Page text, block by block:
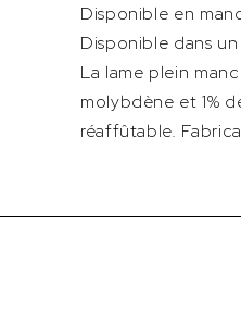
Disponible en
Disponible dans
La lame plein
molybdène et 1%
réaffûtable.